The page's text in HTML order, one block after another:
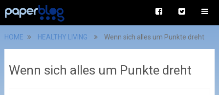
HOME HEALTHY LIVING Wenn sich alles um Punkte dreht
Wenn sich alles um Punkte dreht